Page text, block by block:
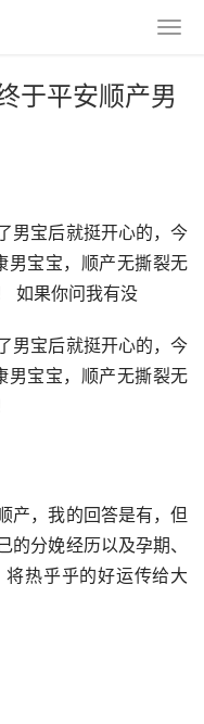
于平安顺产男
男宝后就挺开心的，今
男宝宝，顺产无撕裂无
如果你问我有没
男宝后就挺开心的，今
男宝宝，顺产无撕裂无
产，我的回答是有，但
分娩经历以及孕期、
热乎乎的好运传给大